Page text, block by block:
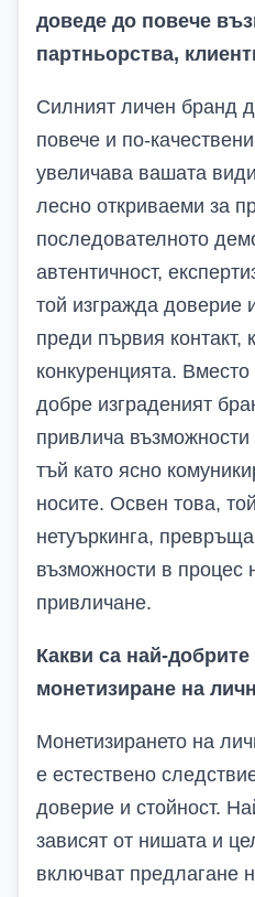
доведе до повече
партньорства,
Силният личен бранд
повече и по-
увеличава вашата
лесно откриваеми за
последователното
автентичност,
той изгражда доверие
преди първия контакт,
конкуренцията.
добре изграденият
привлича
тъй като ясно
носите. Освен това,
нетуъркинга,
възможности в процес
привличане.
Какви са най-
монетизиране на
Монетизирането на
е естествено
доверие и стойност.
зависят от нишата и
включват предлагане